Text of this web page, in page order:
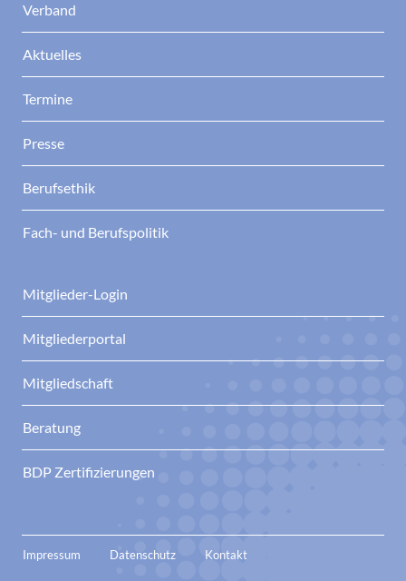
Verband
Aktuelles
Termine
Presse
Berufsethik
Fach- und Berufspolitik
Mitglieder-Login
Mitgliederportal
Mitgliedschaft
Beratung
BDP Zertifizierungen
Impressum Datenschutz Kontakt